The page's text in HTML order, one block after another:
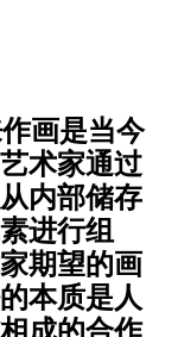
画是当今
术家通过
内部储存
进行组
期望的画
本质是人